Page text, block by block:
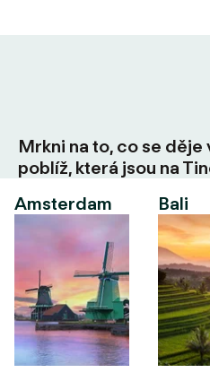
Mrkni na to, co se
poblíž, která jsou na
Amsterdam
Bali